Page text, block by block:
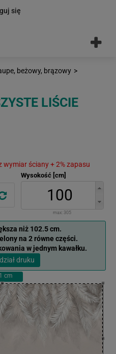
się
beżowy, brązowy >
LIŚCIE
wymiar ściany + 2% zapasu
Wysokość [cm]
max: 305
niż 102.5 cm.
na 2 równe części.
w jednym kawałku.
druku
cm